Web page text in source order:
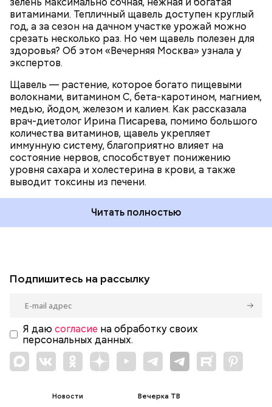
витаминами. Тепличный щавель доступен круглый
год, а за сезон на дачном участке урожай можно
срезать несколько раз. Но чем щавель полезен для
здоровья? Об этом «Вечерняя Москва» узнала у
экспертов.
Щавель — растение, которое богато пищевыми
волокнами, витамином С, бета-каротином, магнием,
медью, йодом, железом и калием. Как рассказала
врач-диетолог Ирина Писарева, помимо большого
количества витаминов, щавель укрепляет
иммунную систему, благоприятно влияет на
состояние нервов, способствует понижению
уровня сахара и холестерина в крови, а также
выводит токсины из печени.
Читать полностью
Подпишитесь на рассылку
Я даю согласие на обработку своих
персональных данных.
Новости
Вечерка ТВ